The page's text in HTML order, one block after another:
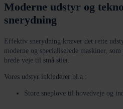
Moderne udstyr og
snerydning
Effektiv snerydning kræver det rette
moderne og specialiserede maskiner,
brede veje til små stier.
Vores udstyr inkluderer bl.a.:
Store sneplove til hovedveje og